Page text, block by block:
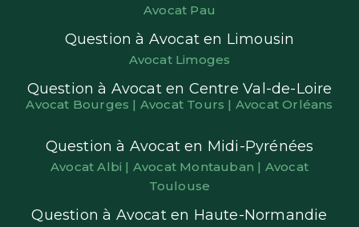
Avocat Pau
Question à Avocat en Limousin
Avocat Limoges
Question à Avocat en Centre Val-de-Loire
Avocat Bourges | Avocat Tours | Avocat Orléans
Question à Avocat en Midi-Pyrénées
Avocat Albi | Avocat Montauban | Avocat
Toulouse
Question à Avocat en Haute-Normandie